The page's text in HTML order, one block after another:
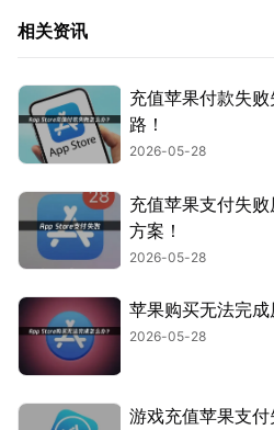
相关资讯
充值苹果付款失
路！
2026-05-28
充值苹果支付失
方案！
2026-05-28
苹果购买无法完成
2026-05-28
游戏充值苹果支